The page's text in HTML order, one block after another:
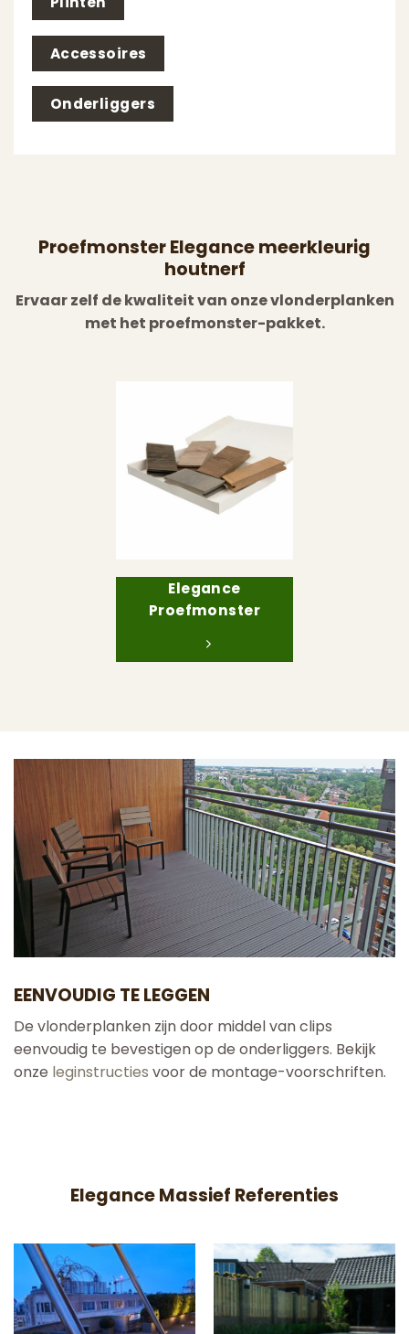
Accessoires
Onderliggers
Proefmonster Elegance meerkleurig
houtnerf
Ervaar zelf de kwaliteit van onze vlonderplanken
met het proefmonster-pakket.
Elegance
Proefmonster
EENVOUDIG TE LEGGEN
De vlonderplanken zijn door middel van clips
eenvoudig te bevestigen op de onderliggers. Bekijk
onze leginstructies voor de montage-voorschriften.
Elegance Massief Referenties